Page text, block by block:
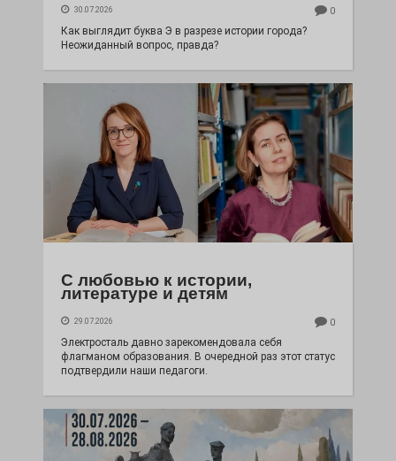
30.07.2026 0
Как выглядит буква Э в разрезе истории города?
Неожиданный вопрос, правда?
С любовью к истории,
литературе и детям
29.07.2026 0
Электросталь давно зарекомендовала себя
флагманом образования. В очередной раз этот статус
подтвердили наши педагоги.